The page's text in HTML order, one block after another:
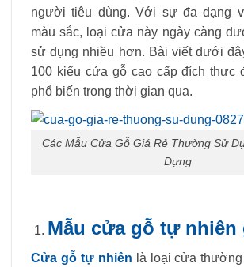
người tiêu dùng. Với sự đa dạng
màu sắc, loại cửa này ngày càng
sử dụng nhiều hơn. Bài viết dưới
100 kiểu cửa gỗ cao cấp đích thực
phổ biến trong thời gian qua.
Các Mẫu Cửa Gỗ Giá Rẻ Thường Sử
Dựng
Mẫu cửa gỗ tự nhiên
Cửa gỗ tự nhiên là loại cửa